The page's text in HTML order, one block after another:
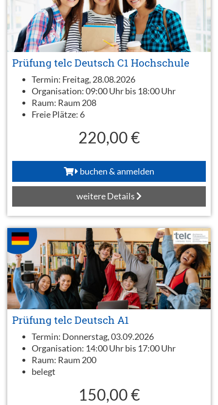
Prüfung telc Deutsch C1 Hochschule
Termin: Freitag, 28.08.2026
Organisation:09:00 Uhr bis 18:00 Uhr
Raum: Raum 208
Freie Plätze: 6
220,00 €
buchen & anmelden
weitere Details
Prüfung telc Deutsch A1
Termin: Donnerstag, 03.09.2026
Organisation: 14:00 Uhr bis 17:00 Uhr
Raum: Raum 200
belegt
150,00 €